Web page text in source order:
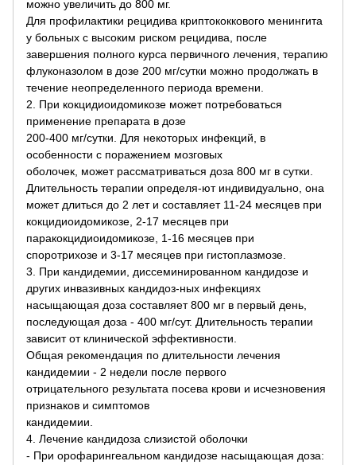
можно увеличить до 800 мг.
Для профилактики рецидива криптококкового менингита
у больных с высоким риском рецидива, после
завершения полного курса первичного лечения, терапию
флуконазолом в дозе 200 мг/сутки можно продолжать в
течение неопределенного периода времени.
2. При кокцидиоидомикозе может потребоваться
применение препарата в дозе
200-400 мг/сутки. Для некоторых инфекций, в
особенности с поражением мозговых
оболочек, может рассматриваться доза 800 мг в сутки.
Длительность терапии определя-ют индивидуально, она
может длиться до 2 лет и составляет 11-24 месяцев при
кокцидиоидомикозе, 2-17 месяцев при
паракокцидиоидомикозе, 1-16 месяцев при
споротрихозе и 3-17 месяцев при гистоплазмозе.
3. При кандидемии, диссеминированном кандидозе и
других инвазивных кандидоз-ных инфекциях
насыщающая доза составляет 800 мг в первый день,
последующая доза - 400 мг/сут. Длительность терапии
зависит от клинической эффективности.
Общая рекомендация по длительности лечения
кандидемии - 2 недели после первого
отрицательного результата посева крови и исчезновения
признаков и симптомов
кандидемии.
4. Лечение кандидоза слизистой оболочки
- При орофарингеальном кандидозе насыщающая доза: